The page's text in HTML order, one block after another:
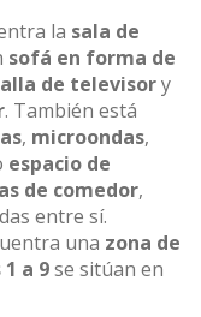
la sala de
sofá en forma de
de televisory
. También está
, microondas,
espacio de
de comedor,
entre sí.
una zona de
a 9se sitúan en